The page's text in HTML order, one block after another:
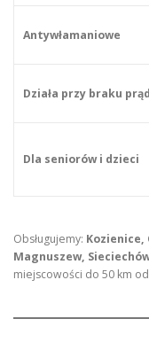
Antywłamaniowe
Działa przy braku
Dla seniorów i dzieci
Obsługujemy: Kozienice,
Magnuszew,
miejscowości do 50 km